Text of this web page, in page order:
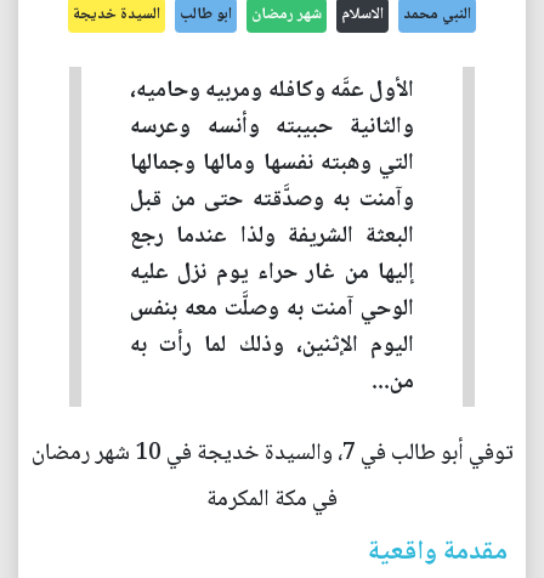
النبي محمد الاسلام شهر رمضان ابو طالب السيدة خديجة
الأول عمَّه وكافله ومربيه وحاميه،
والثانية حبيبته وأنسه وعرسه
التي وهبته نفسها ومالها وجمالها
وآمنت به وصدَّقته حتى من قبل
البعثة الشريفة ولذا عندما رجع
إليها من غار حراء يوم نزل عليه
الوحي آمنت به وصلَّت معه بنفس
اليوم الإثنين، وذلك لما رأت به
من...
توفي أبو طالب في 7، والسيدة خديجة في 10 شهر رمضان
في مكة المكرمة
مقدمة واقعية